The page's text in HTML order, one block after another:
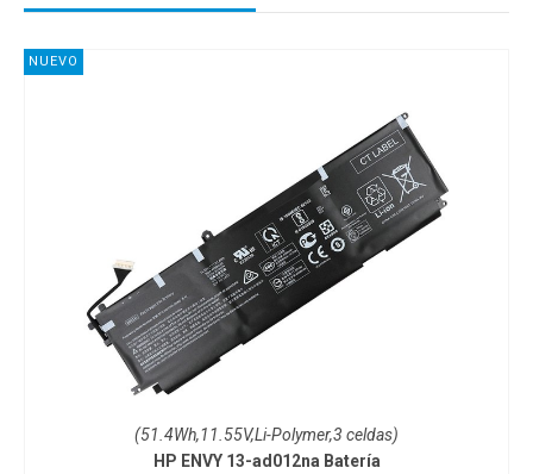
NUEVO
(51.4Wh,11.55V,Li-Polymer,3 celdas)
HP ENVY 13-ad012na Batería